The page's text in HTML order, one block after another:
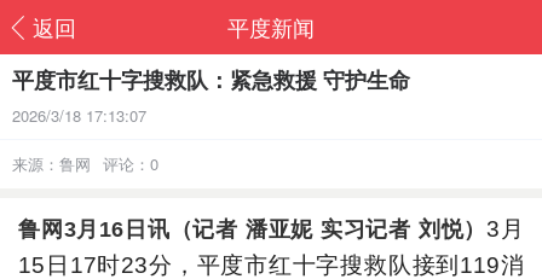
返回
平度新闻
平度市红十字搜救队：紧急救援 守护生命
2026/3/18 17:13:07
来源：鲁网 评论：0
鲁网3月16日讯（记者 潘亚妮 实习记者 刘悦）3月
15日17时23分，平度市红十字搜救队接到119消